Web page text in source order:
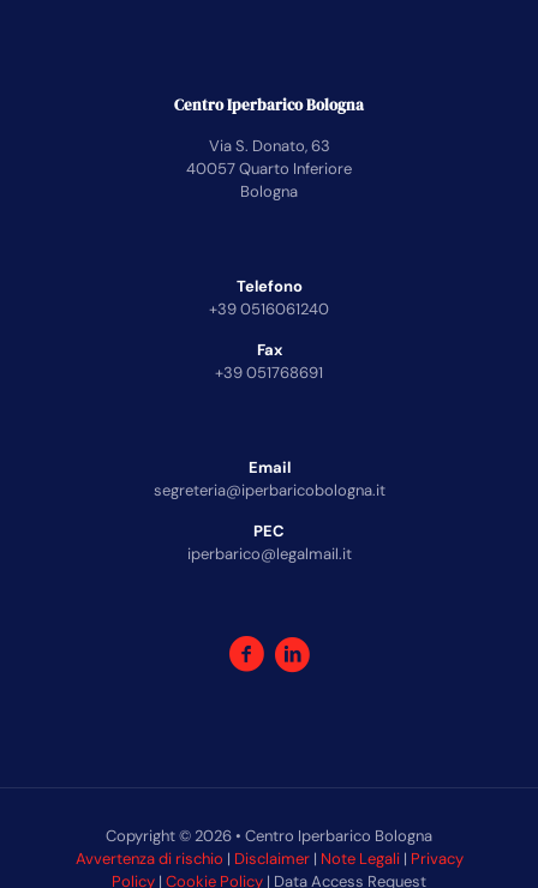
Centro Iperbarico Bologna
Via S. Donato, 63
40057 Quarto Inferiore
Bologna
Telefono
+39 0516061240
Fax
+39 051768691
Email
segreteria@iperbaricobologna.it
PEC
iperbarico@legalmail.it
Copyright © 2026 • Centro Iperbarico Bologna
Avvertenza di rischio | Disclaimer| Note Legali| Privacy
Policy | Cookie Policy | Data Access Request